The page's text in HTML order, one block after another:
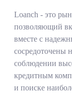
Loanch - это
позволяющий
вместе с
сосредоточены
соблюдении
кредитным
и поиске